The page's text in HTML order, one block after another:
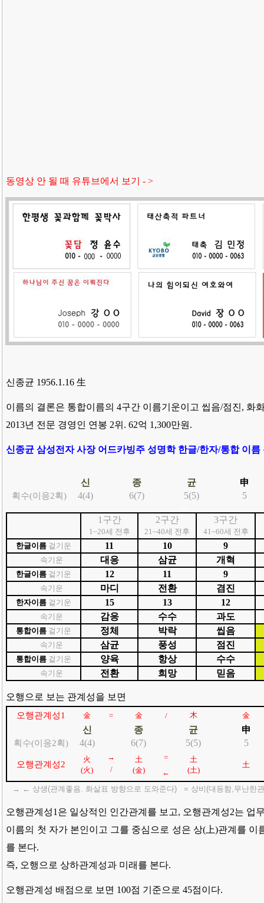
동영상 안 될 때 유튜브에서 보기 - >
신종균 1956.1.16 生
이름의 결론은 통합이름의 4구간 이름기운이고 씹음/점진, 화
2013년 전문 경영인 연봉 2위. 62억 1,300만원.
신종균 삼성전자 사장 어드카빙주 성명학 한글/한자/통합 이름
신 종 균 申
획수(이응2획) 4(4) 6(7) 5(5) 5
1구간
1~20세 전후
2구간
21~40세 전후
3구간
41~60세 전후
한글이름 겉기운 11 10 9
속기운 대응 삼균 개혁
한글이름 겉기운 12 11 9
속기운 마디 전환 겸진
한자이름 겉기운 15 13 12
속기운 감응 수수 과도
통합이름 겉기운 정체 박락 씹음
속기운 삼균 풍성 점진
통합이름 겉기운 양육 항상 수수
속기운 전환 희망 믿음
오행으로 보는 관계성을 보면
오행관계성1 金 = 金 / 木 金
신 종 균 申
획수(이응2획) 4(4) 6(7) 5(5) 5
오행관계성2
火
(火)
→
/
土
(金)
=
←
土
(土)
土
→ ← 상생(관계좋음. 화살표 방향으로 도와준다) = 상비(대등함,무난한
오행관계성1은 일상적인 인간관계를 보고, 오행관계성2는 업
이름의 첫 자가 본인이고 그를 중심으로 성은 상(上)관계를 이
를 본다.
즉, 오행으로 상하관계성과 미래를 본다.
오행관계성 배점으로 보면 100점 기준으로 45점이다.